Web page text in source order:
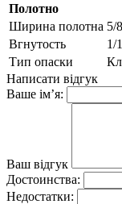
Полотно
Ширина полотна 5/
Вгнутость
1/1
Тип опаски
Написати відгук
Ваше ім’я:
Ваш відгук
Достоинства:
Недостатки: